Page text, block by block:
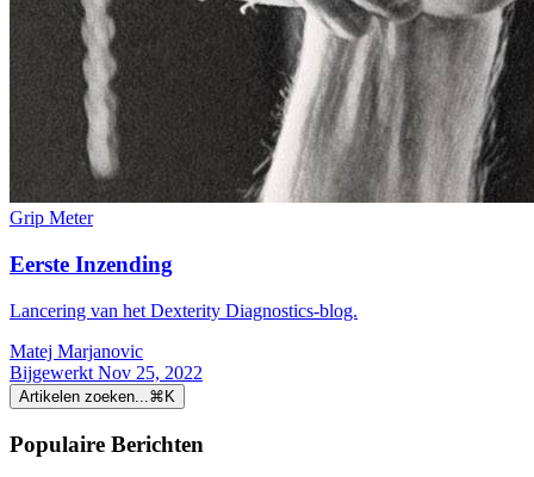
Grip Meter
Eerste Inzending
Lancering van het Dexterity Diagnostics-blog.
Matej Marjanovic
Bijgewerkt Nov 25, 2022
Artikelen zoeken... ⌘ K
Populaire Berichten